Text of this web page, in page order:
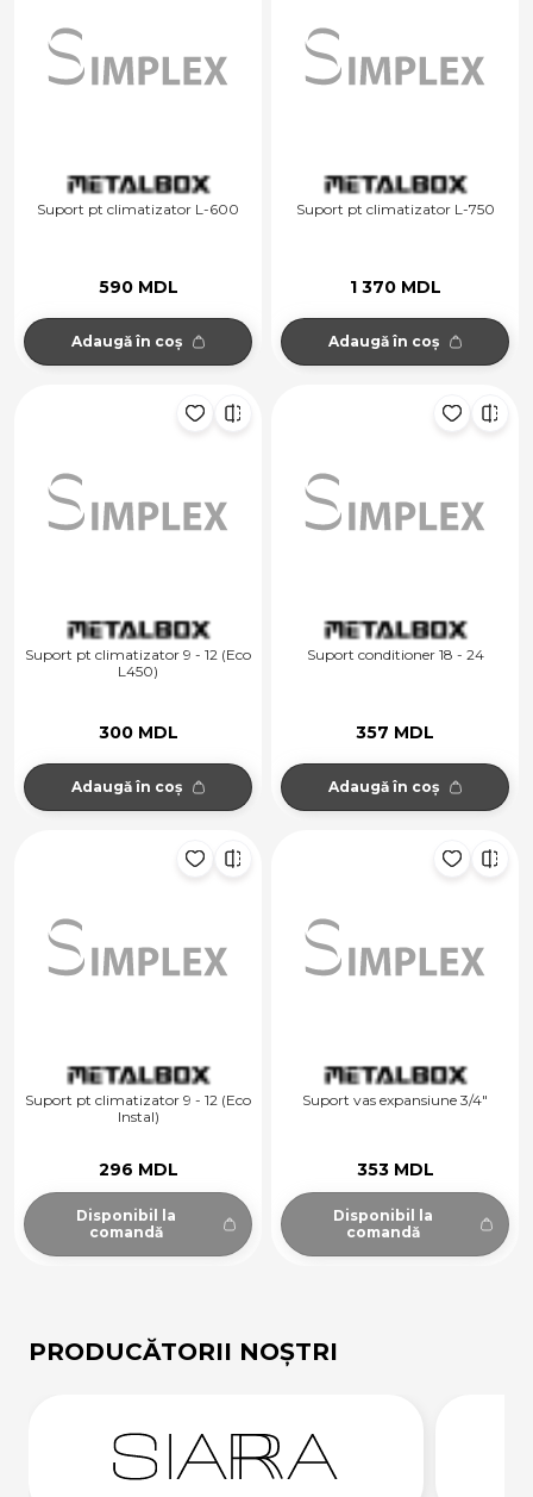
Suport pt climatizator L-600
590 MDL
Adaugă în coș
Suport pt climatizator L-750
1 370 MDL
Adaugă în coș
Suport pt climatizator 9 - 12 (Eco
L450)
300 MDL
Adaugă în coș
Suport conditioner 18 - 24
357 MDL
Adaugă în coș
Suport pt climatizator 9 - 12 (Eco
Instal)
296 MDL
Disponibil la
comandă
Suport vas expansiune 3/4"
353 MDL
Disponibil la
comandă
PRODUCĂTORII NOȘTRI